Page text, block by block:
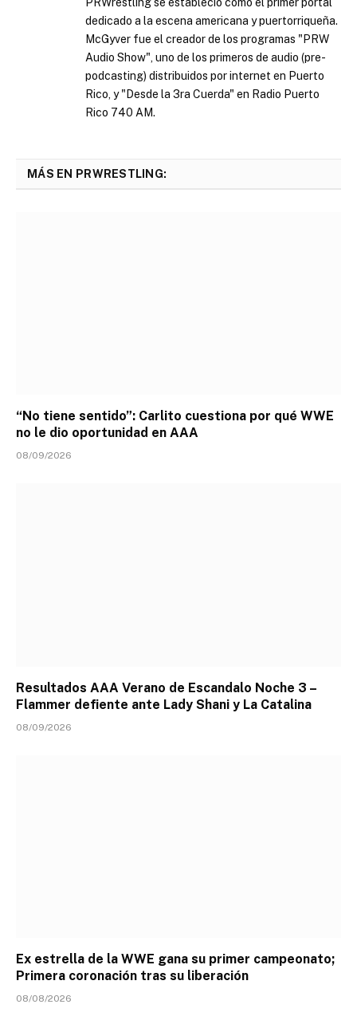
dedicado a la escena americana y puertorriqueña.
McGyver fue el creador de los programas "PRW
Audio Show", uno de los primeros de audio (pre-
podcasting) distribuidos por internet en Puerto
Rico, y "Desde la 3ra Cuerda" en Radio Puerto
Rico 740 AM.
MÁS EN PRWRESTLING:
“No tiene sentido”: Carlito cuestiona por qué WWE
no le dio oportunidad en AAA
08/09/2026
Resultados AAA Verano de Escandalo Noche 3 –
Flammer defiente ante Lady Shani y La Catalina
08/09/2026
Ex estrella de la WWE gana su primer campeonato;
Primera coronación tras su liberación
08/08/2026